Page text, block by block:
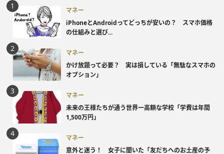
マネー
iPhoneとAndroidってどっちが安いの？ スマホ価格
の仕組みと選び...
マネー
かけ放題って必要？ 実は損している「無駄なスマホの
オプション」
マネー
未来の王様たちが通う世界一高額な学校「学費は年間
1,500万円」
マネー
意外と迷う！ 女子に聞いた「友だちへのお土産の予